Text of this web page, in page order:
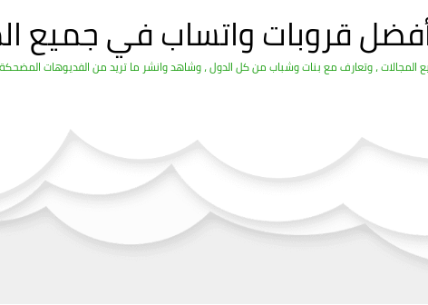
قروبات واتساب في جميع
، وتعارف مع بنات وشباب من كل الدول ، وشاهد وانشر ما تريد من الفديوهات المضحكة